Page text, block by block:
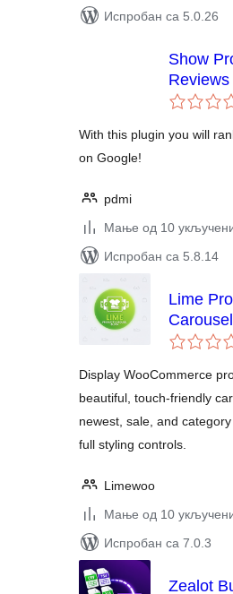
Испробан са 5.0.26
Show
With this plugin you will
on Google!
pdmi
Мање од 10
Испробан са 5.8.14
Lime
Display WooCommerce
beautiful, touch-friendly
newest, sale, and
full styling controls.
Limewoo
Мање од 10
Испробан са 7.0.3
Zealot